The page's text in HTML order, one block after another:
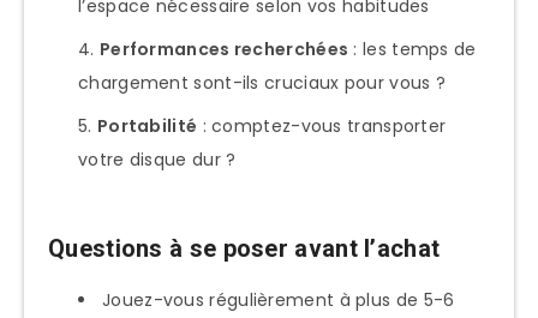
l’espace nécessaire selon vos habitudes
Performances recherchées : les temps de
chargement sont-ils cruciaux pour vous ?
Portabilité : comptez-vous transporter
votre disque dur ?
Questions à se poser avant l’achat
Jouez-vous régulièrement à plus de 5-6